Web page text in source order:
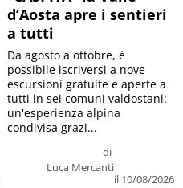
d’Aosta apre i sentieri
a tutti
di
Luca Mercanti
il 10/08/2026
Da agosto a ottobre, è
possibile iscriversi a nove
escursioni gratuite e aperte a
tutti in sei comuni valdostani:
un'esperienza alpina
condivisa grazi...